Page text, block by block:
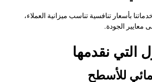
بأسعار تنافسية تناسب ميزانية العملاء،
معايير الجودة.
التي نقدمها